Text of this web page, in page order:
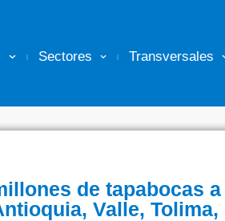
Sectores Transversales
de tapabocas
Valle, Tolima,